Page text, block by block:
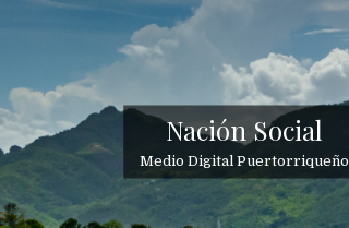
Nación Social
Medio Digital Puertorriqueño